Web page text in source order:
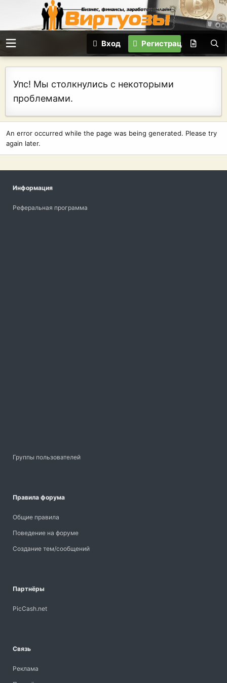
Вход Регистрация
Упс! Мы столкнулись с некоторыми
проблемами.
An error occurred while the page was being generated. Please try
again later.
Информация
Реферальная программа
Группы пользователей
Правила форума
Общие правила
Поведение на форуме
Создание тем/сообщений
Партнёры
PicCash.net
Связь
Реклама